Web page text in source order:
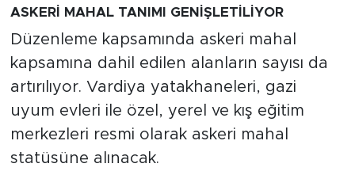
ASKERİ MAHAL TANIMI GENİŞLETİLİYOR
Düzenleme kapsamında askeri mahal
kapsamına dahil edilen alanların sayısı da
artırılıyor. Vardiya yatakhaneleri, gazi
uyum evleri ile özel, yerel ve kış eğitim
merkezleri resmi olarak askeri mahal
statüsüne alınacak.